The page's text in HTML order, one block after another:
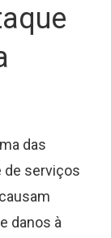
das
de serviços
danos à